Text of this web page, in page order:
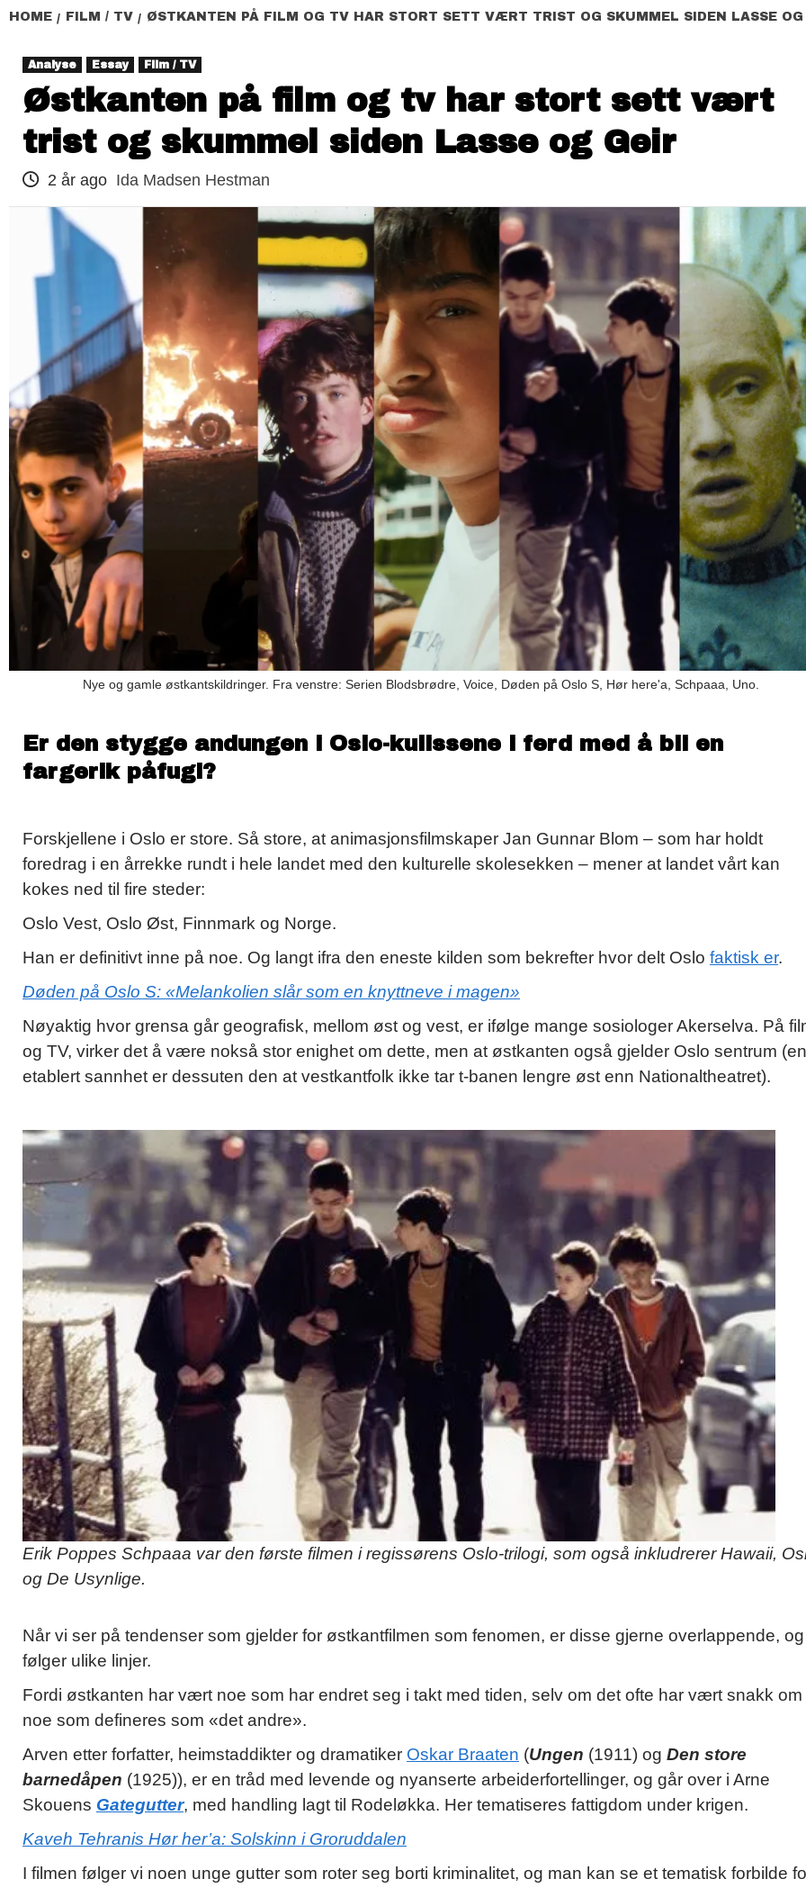
HOME FILM / TV ØSTKANTEN PÅ FILM OG TV HAR STORT SETT VÆRT TRIST OG SKUMMEL SIDEN LASSE OG
Analyse Essay Film / TV
Østkanten på film og tv har stort sett vært
trist og skummel siden Lasse og Geir
2 år ago Ida Madsen Hestman
Nye og gamle østkantskildringer. Fra venstre: Serien Blodsbrødre, Voice, Døden på Oslo S, Hør here'a, Schpaaa, Uno.
Er den stygge andungen i Oslo-kulissene i ferd med å bli en
fargerik påfugl?
Forskjellene i Oslo er store. Så store, at animasjonsfilmskaper Jan Gunnar Blom – som har holdt
foredrag i en årrekke rundt i hele landet med den kulturelle skolesekken – mener at landet vårt kan
kokes ned til fire steder:
Oslo Vest, Oslo Øst, Finnmark og Norge.
Han er definitivt inne på noe. Og langt ifra den eneste kilden som bekrefter hvor delt Oslo faktisk er.
Døden på Oslo S: «Melankolien slår som en knyttneve i magen»
Nøyaktig hvor grensa går geografisk, mellom øst og vest, er ifølge mange sosiologer Akerselva. På
og TV, virker det å være nokså stor enighet om dette, men at østkanten også gjelder Oslo sentrum (en
etablert sannhet er dessuten den at vestkantfolk ikke tar t-banen lengre øst enn Nationaltheatret).
Erik Poppes Schpaaa var den første filmen i regissørens Oslo-trilogi, som også inkludrerer Hawaii,
og De Usynlige.
Når vi ser på tendenser som gjelder for østkantfilmen som fenomen, er disse gjerne overlappende, og
følger ulike linjer.
Fordi østkanten har vært noe som har endret seg i takt med tiden, selv om det ofte har vært snakk om
noe som defineres som «det andre».
Arven etter forfatter, heimstaddikter og dramatiker Oskar Braaten (Ungen (1911) og Den store
barnedåpen (1925)), er en tråd med levende og nyanserte arbeiderfortellinger, og går over i Arne
Skouens Gategutter, med handling lagt til Rodeløkka. Her tematiseres fattigdom under krigen.
Kaveh Tehranis Hør her’a: Solskinn i Groruddalen
I filmen følger vi noen unge gutter som roter seg borti kriminalitet, og man kan se et tematisk forbilde